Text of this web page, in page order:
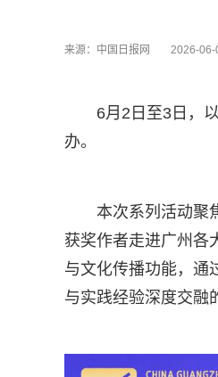
来源：中国日报网 2026-06-
6月2日至3日，
办。
本次系列活动聚
获奖作者走进广州各
与文化传播功能，通
与实践经验深度交融